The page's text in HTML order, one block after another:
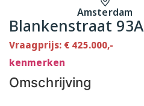
Amsterdam
Blankenstraat 93A
Vraagprijs: € 425.000,-
kenmerken
Omschrijving